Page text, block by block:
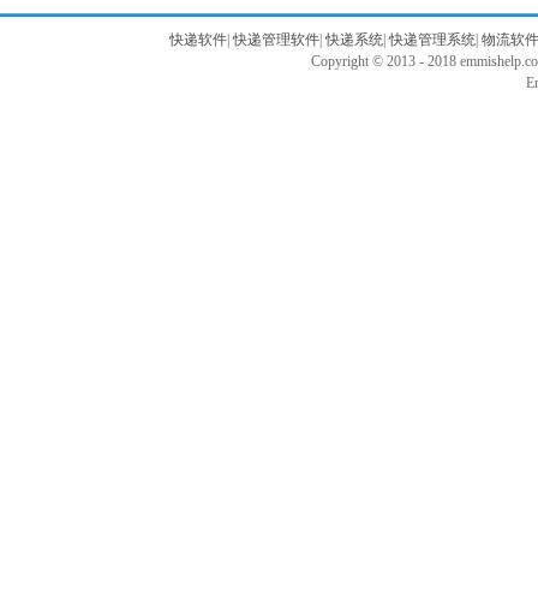
快递软件 |快递管理软件 |快递系统 |快递管理系统 物流软件
Copyright © 2013 - 2018